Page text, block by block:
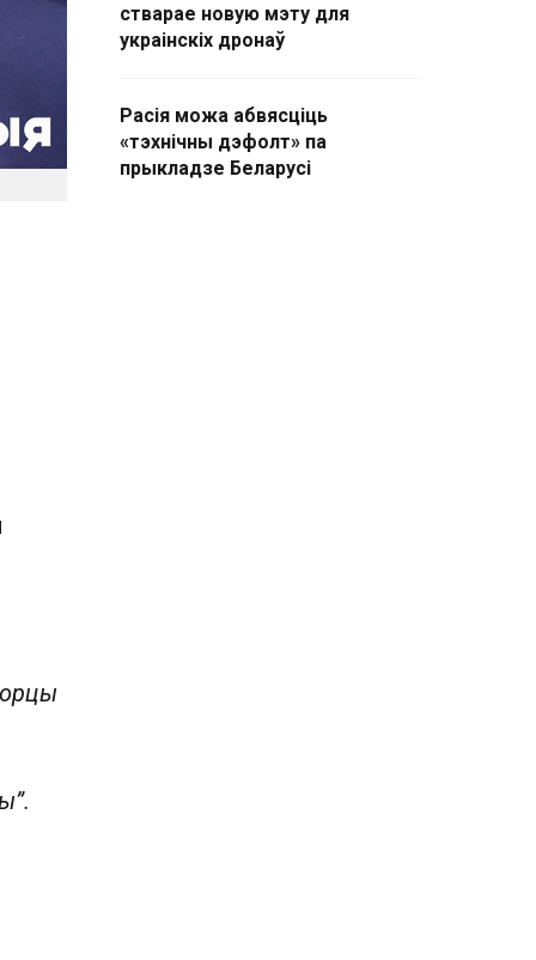
стварае новую мэту для
украінскіх дронаў
Расія можа абвясціць
«тэхнічны дэфолт» па
прыкладзе Беларусі